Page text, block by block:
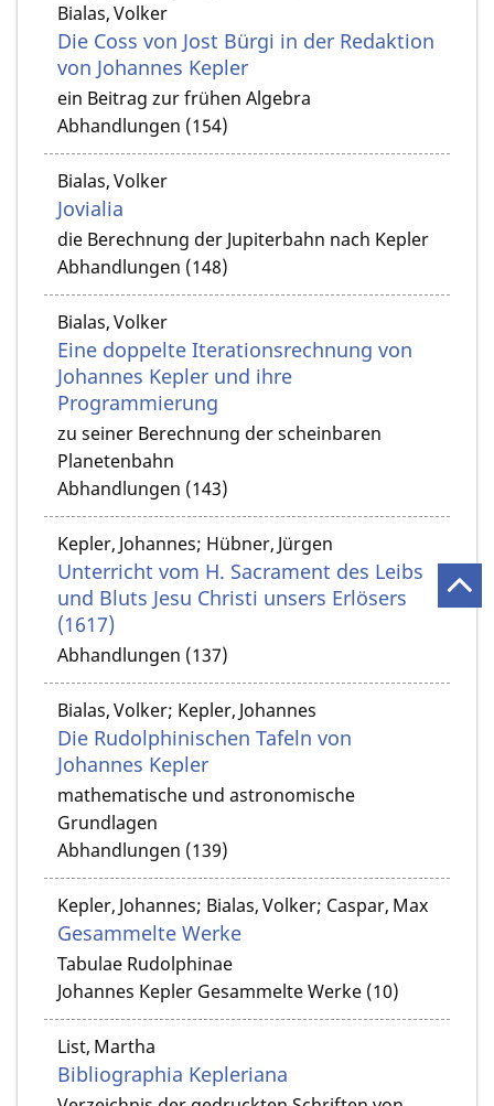
Bialas, Volker
Die Coss von Jost Bürgi in der Redaktion
von Johannes Kepler
ein Beitrag zur frühen Algebra
Abhandlungen (154)
Bialas, Volker
Jovialia
die Berechnung der Jupiterbahn nach Kepler
Abhandlungen (148)
Bialas, Volker
Eine doppelte Iterationsrechnung von
Johannes Kepler und ihre
Programmierung
zu seiner Berechnung der scheinbaren
Planetenbahn
Abhandlungen (143)
Kepler, Johannes; Hübner, Jürgen
Unterricht vom H. Sacrament des Leibs
und Bluts Jesu Christi unsers Erlösers
(1617)
Abhandlungen (137)
Bialas, Volker; Kepler, Johannes
Die Rudolphinischen Tafeln von
Johannes Kepler
mathematische und astronomische
Grundlagen
Abhandlungen (139)
Kepler, Johannes; Bialas, Volker; Caspar, Max
Gesammelte Werke
Tabulae Rudolphinae
Johannes Kepler Gesammelte Werke (10)
List, Martha
Bibliographia Kepleriana